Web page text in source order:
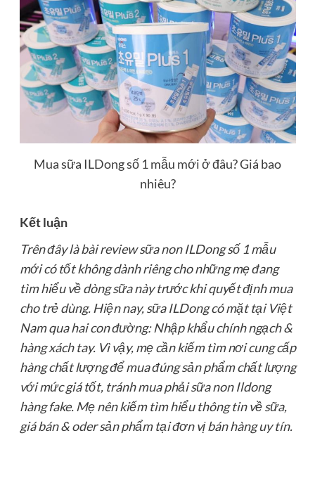
Mua sữa ILDong số 1 mẫu mới ở đâu? Giá bao
nhiêu?
Kết luận
Trên đây là bài review sữa non ILDong số 1 mẫu
mới có tốt không dành riêng cho những mẹ đang
tìm hiểu về dòng sữa này trước khi quyết định mua
cho trẻ dùng. Hiện nay, sữa ILDong có mặt tại Việt
Nam qua hai con đường: Nhập khẩu chính ngạch &
hàng xách tay. Vì vậy, mẹ cần kiếm tìm nơi cung cấp
hàng chất lượng để mua đúng sản phẩm chất lượng
với mức giá tốt, tránh mua phải sữa non Ildong
hàng fake. Mẹ nên kiếm tìm hiểu thông tin về sữa,
giá bán & oder sản phẩm tại đơn vị bán hàng uy tín.